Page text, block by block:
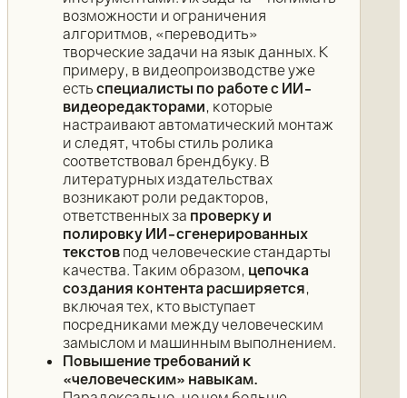
возможности и ограничения
алгоритмов, «переводить»
творческие задачи на язык данных. К
примеру, в видеопроизводстве уже
есть специалисты по работе с ИИ-
видеоредакторами, которые
настраивают автоматический монтаж
и следят, чтобы стиль ролика
соответствовал брендбуку. В
литературных издательствах
возникают роли редакторов,
ответственных за проверку и
полировку ИИ-сгенерированных
текстов под человеческие стандарты
качества. Таким образом, цепочка
создания контента расширяется,
включая тех, кто выступает
посредниками между человеческим
замыслом и машинным выполнением.
Повышение требований к
«человеческим» навыкам.